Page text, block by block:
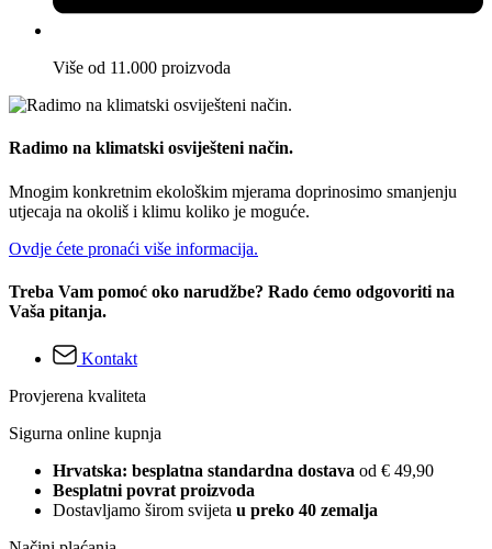
Više od 11.000 proizvoda
Radimo na klimatski osviješteni način.
Mnogim konkretnim ekološkim mjerama doprinosimo smanjenju
utjecaja na okoliš i klimu koliko je moguće.
Ovdje ćete pronaći više informacija.
Treba Vam pomoć oko narudžbe? Rado ćemo odgovoriti na
Vaša pitanja.
Kontakt
Provjerena kvaliteta
Sigurna online kupnja
Hrvatska: besplatna standardna dostava od € 49,90
Besplatni povrat proizvoda
Dostavljamo širom svijeta u preko 40 zemalja